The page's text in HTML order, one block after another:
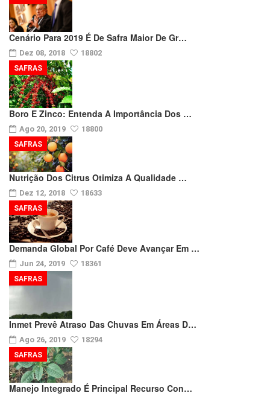
Cenário Para 2019 É De Safra Maior De Gr…
Dez 08, 2018 18802
Boro E Zinco: Entenda A Importância Dos …
Ago 20, 2019 18800
SAFRAS
Nutrição Dos Citrus Otimiza A Qualidade …
Dez 12, 2018 18633
SAFRAS
Demanda Global Por Café Deve Avançar Em …
Jun 24, 2019 18361
SAFRAS
Inmet Prevê Atraso Das Chuvas Em Áreas D…
Ago 26, 2019 18294
SAFRAS
Manejo Integrado É Principal Recurso Con…
SAFRAS